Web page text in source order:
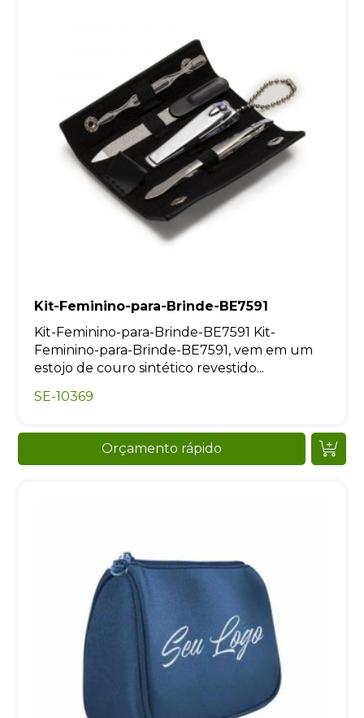
Kit-Feminino-para-Brinde-BE7591
Kit-Feminino-para-Brinde-BE7591 Kit-
Feminino-para-Brinde-BE7591, vem em um
estojo de couro sintético revestido...
SE-10369
Orçamento rápido